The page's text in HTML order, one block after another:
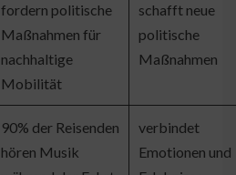
fordern politische
Maßnahmen für
nachhaltige
Mobilität
schafft neue
politische
Maßnahmen
90% der Reisenden
hören Musik
verbindet
Emotionen und